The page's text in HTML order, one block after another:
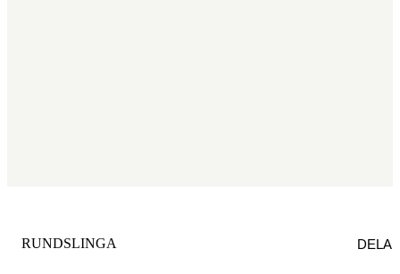
KATEGORI:
RUNDSLINGA DELA